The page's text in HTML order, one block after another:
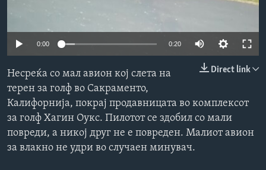
0:00 0:20
Direct link
Несреќа со мал авион кој слета на
терен за голф во Сакраменто,
Калифорнија, покрај продавницата во комплексот
за голф Хагин Оукс. Пилотот се здобил со мали
повреди, а никој друг не е повреден. Малиот авион
за влакно не удри во случаен минувач.